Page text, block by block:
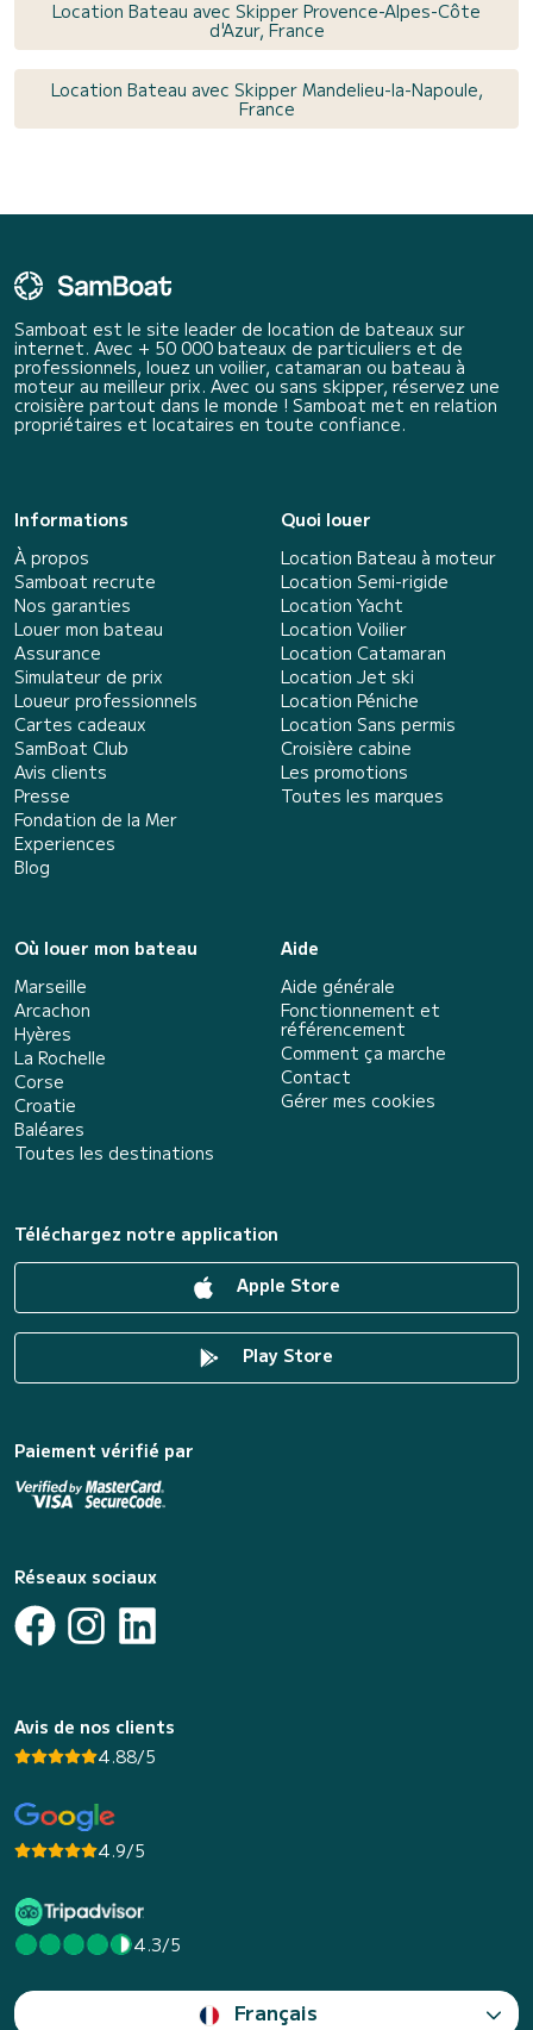
Location Bateau avec Skipper Provence-Alpes-Côte
d'Azur, France
Location Bateau avec Skipper Mandelieu-la-Napoule,
France
Samboat est le site leader de location de bateaux sur
internet. Avec + 50 000 bateaux de particuliers et de
professionnels, louez un voilier, catamaran ou bateau à
moteur au meilleur prix. Avec ou sans skipper, réservez une
croisière partout dans le monde ! Samboat met en relation
propriétaires et locataires en toute confiance.
Informations
À propos
Samboat recrute
Nos garanties
Louer mon bateau
Assurance
Simulateur de prix
Loueur professionnels
Cartes cadeaux
SamBoat Club
Avis clients
Presse
Fondation de la Mer
Experiences
Blog
Quoi louer
Location Bateau à moteur
Location Semi-rigide
Location Yacht
Location Voilier
Location Catamaran
Location Jet ski
Location Péniche
Location Sans permis
Croisière cabine
Les promotions
Toutes les marques
Où louer mon bateau
Marseille
Arcachon
Hyères
La Rochelle
Corse
Croatie
Baléares
Toutes les destinations
Aide
Aide générale
Fonctionnement et
référencement
Comment ça marche
Contact
Gérer mes cookies
Téléchargez notre application
Apple Store
Play Store
Paiement vérifié par
Réseaux sociaux
Avis de nos clients
4.88/5
4.9/5
4.3/5
Français